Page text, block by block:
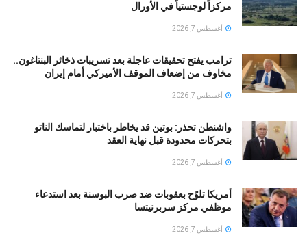
مركزاً لوجستياً في الأورال
أغسطس 7, 2026
ترامب يفتح تحقيقات عاجلة بعد تسريبات ذخائر البنتاغون..
مخاوف من إضعاف الموقف الأميركي أمام إيران
أغسطس 7, 2026
واشنطن تحذر: بوتين قد يخاطر باختبار لتماسك الناتو
بتحركات محدودة قبل نهاية العقد
أغسطس 7, 2026
أمريكا تلوّح بعقوبات ضد صرب البوسنة بعد استدعاء
موظفي مركز سربرنيتسا
أغسطس 7, 2026